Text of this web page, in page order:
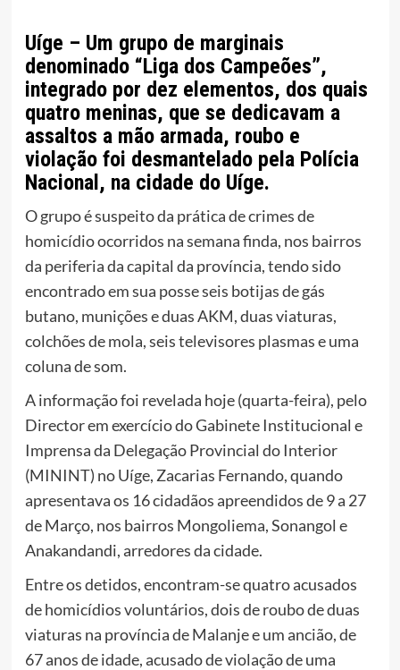
Uíge – Um grupo de marginais
denominado “Liga dos Campeões”,
integrado por dez elementos, dos quais
quatro meninas, que se dedicavam a
assaltos a mão armada, roubo e
violação foi desmantelado pela Polícia
Nacional, na cidade do Uíge.
O grupo é suspeito da prática de crimes de
homicídio ocorridos na semana finda, nos bairros
da periferia da capital da província, tendo sido
encontrado em sua posse seis botijas de gás
butano, munições e duas AKM, duas viaturas,
colchões de mola, seis televisores plasmas e uma
coluna de som.
A informação foi revelada hoje (quarta-feira), pelo
Director em exercício do Gabinete Institucional e
Imprensa da Delegação Provincial do Interior
(MININT) no Uíge, Zacarias Fernando, quando
apresentava os 16 cidadãos apreendidos de 9 a 27
de Março, nos bairros Mongoliema, Sonangol e
Anakandandi, arredores da cidade.
Entre os detidos, encontram-se quatro acusados
de homicídios voluntários, dois de roubo de duas
viaturas na província de Malanje e um ancião, de
67 anos de idade, acusado de violação de uma